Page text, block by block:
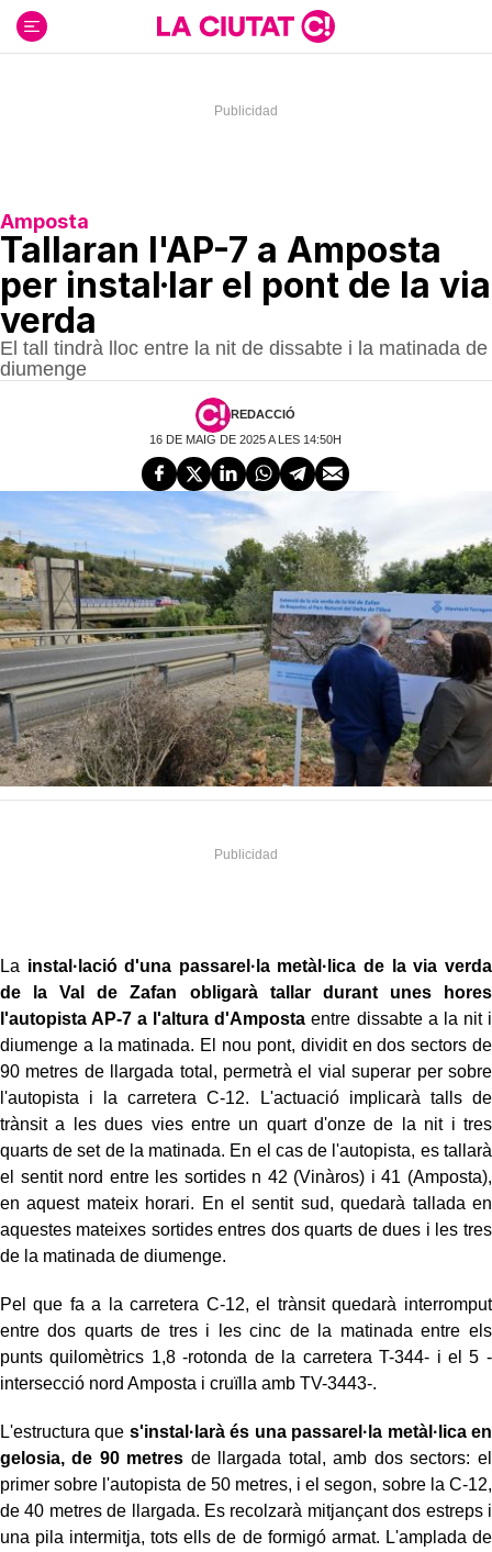
contenido
Amposta
Tallaran l'AP-7 a Amposta
per instal·lar el pont de la via
verda
El tall tindrà lloc entre la nit de dissabte i la matinada de
diumenge
REDACCIÓ
16 DE MAIG DE 2025 A LES 14:50H
La instal·lació d'una passarel·la metàl·lica de la via verda
de la Val de Zafan obligarà tallar durant unes hores
l'autopista AP-7 a l'altura d'Amposta entre dissabte a la nit i
diumenge a la matinada. El nou pont, dividit en dos sectors de
90 metres de llargada total, permetrà el vial superar per sobre
l'autopista i la carretera C-12. L'actuació implicarà talls de
trànsit a les dues vies entre un quart d'onze de la nit i tres
quarts de set de la matinada. En el cas de l'autopista, es tallarà
el sentit nord entre les sortides n 42 (Vinàros) i 41 (Amposta),
en aquest mateix horari. En el sentit sud, quedarà tallada en
aquestes mateixes sortides entres dos quarts de dues i les tres
de la matinada de diumenge.
Pel que fa a la carretera C-12, el trànsit quedarà interromput
entre dos quarts de tres i les cinc de la matinada entre els
punts quilomètrics 1,8 -rotonda de la carretera T-344- i el 5 -
intersecció nord Amposta i cruïlla amb TV-3443-.
L'estructura que s'instal·larà és una passarel·la metàl·lica en
gelosia, de 90 metres de llargada total, amb dos sectors: el
primer sobre l'autopista de 50 metres, i el segon, sobre la C-12,
de 40 metres de llargada. Es recolzarà mitjançant dos estreps i
una pila intermitja, tots ells de de formigó armat. L'amplada de